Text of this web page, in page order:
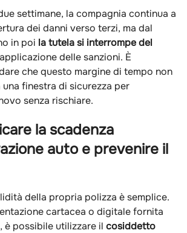
settimane, la compagnia continua a
dei danni verso terzi, ma dal
in poi la tutela si interrompe del
delle sanzioni. È
che questo margine di tempo non
una finestra di sicurezza per
senza rischiare.
la scadenza
auto e prevenire il
della propria polizza è semplice.
cartacea o digitale fornita
è possibile utilizzare il cosiddetto